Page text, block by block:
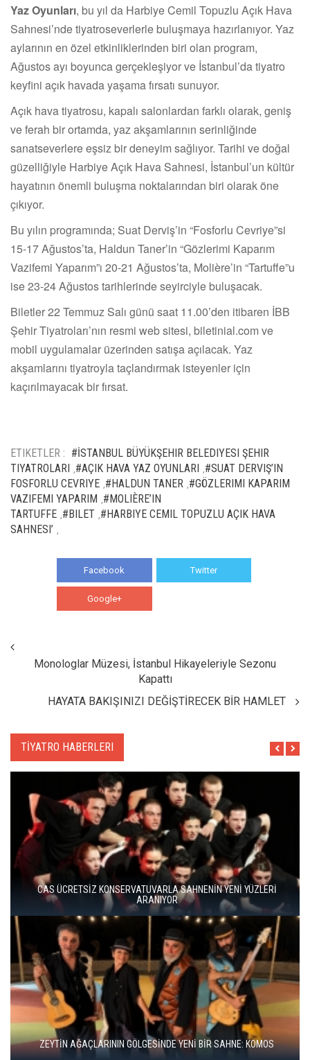
Yaz Oyunları, bu yıl da Harbiye Cemil Topuzlu Açık Hava
Sahnesi’nde tiyatroseverlerle buluşmaya hazırlanıyor. Yaz
aylarının en özel etkinliklerinden biri olan program,
Ağustos ayı boyunca gerçekleşiyor ve İstanbul’da tiyatro
keyfini açık havada yaşama fırsatı sunuyor.
Açık hava tiyatrosu, kapalı salonlardan farklı olarak, geniş
ve ferah bir ortamda, yaz akşamlarının serinliğinde
sanatseverlere eşsiz bir deneyim sağlıyor. Tarihi ve doğal
güzelliğiyle Harbiye Açık Hava Sahnesi, İstanbul’un kültür
hayatının önemli buluşma noktalarından biri olarak öne
çıkıyor.
Bu yılın programında; Suat Derviş’in “Fosforlu Cevriye”si
15-17 Ağustos’ta, Haldun Taner’in “Gözlerimi Kaparım
Vazifemi Yaparım”ı 20-21 Ağustos’ta, Molière’in “Tartuffe”u
ise 23-24 Ağustos tarihlerinde seyirciyle buluşacak.
Biletler 22 Temmuz Salı günü saat 11.00’den itibaren İBB
Şehir Tiyatroları’nın resmi web sitesi, biletinial.com ve
mobil uygulamalar üzerinden satışa açılacak. Yaz
akşamlarını tiyatroyla taçlandırmak isteyenler için
kaçırılmayacak bir fırsat.
ETIKETLER : #İSTANBUL BÜYÜKŞEHIR BELEDIYESI ŞEHIR
TIYATROLARI #AÇIK HAVA YAZ OYUNLARI #SUAT DERVIŞ’IN
FOSFORLU CEVRIYE #HALDUN TANER #GÖZLERIMI KAPARIM
VAZIFEMI YAPARIM #MOLIÈRE’IN
TARTUFFE #BILET #HARBIYE CEMIL TOPUZLU AÇIK HAVA
SAHNESI’
Facebook Twitter
Google+
Monologlar Müzesi, İstanbul Hikayeleriyle Sezonu
Kapattı
HAYATA BAKIŞINIZI DEĞİŞTİRECEK BİR HAMLET
TİYATRO HABERLERI
BERGAMA BİR KEZ DAHA TİYATRONUN SAHNESİ OLUYOR
BBT’DE REKOR SEYİRCİ, YENİ REPERTUVAR